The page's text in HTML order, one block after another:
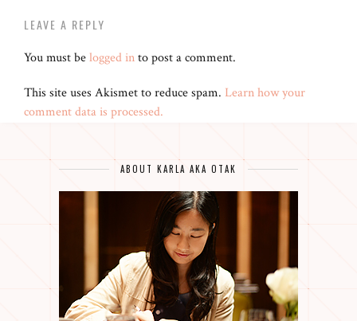
LEAVE A REPLY
You must belogged into post a comment.
This site uses Akismet to reduce spam. Learn how your
comment data is processed.
ABOUT KARLA AKA OTAK